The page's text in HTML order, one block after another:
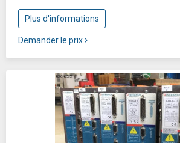
Plus d'informations
Demander le prix